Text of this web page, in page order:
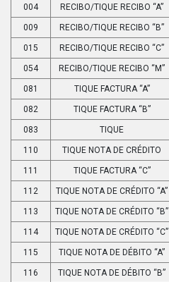
004 RECIBO/TIQUE RECIBO “A”
009 RECIBO/TIQUE RECIBO “B”
015 RECIBO/TIQUE RECIBO “C”
054 RECIBO/TIQUE RECIBO “M”
081 TIQUE FACTURA “A”
082 TIQUE FACTURA “B”
083 TIQUE
110 TIQUE NOTA DE CRÉDITO
111 TIQUE FACTURA “C”
112 TIQUE NOTA DE CRÉDITO “A”
113 TIQUE NOTA DE CRÉDITO “B”
114 TIQUE NOTA DE CRÉDITO “C”
115 TIQUE NOTA DE DÉBITO “A”
116 TIQUE NOTA DE DÉBITO “B”